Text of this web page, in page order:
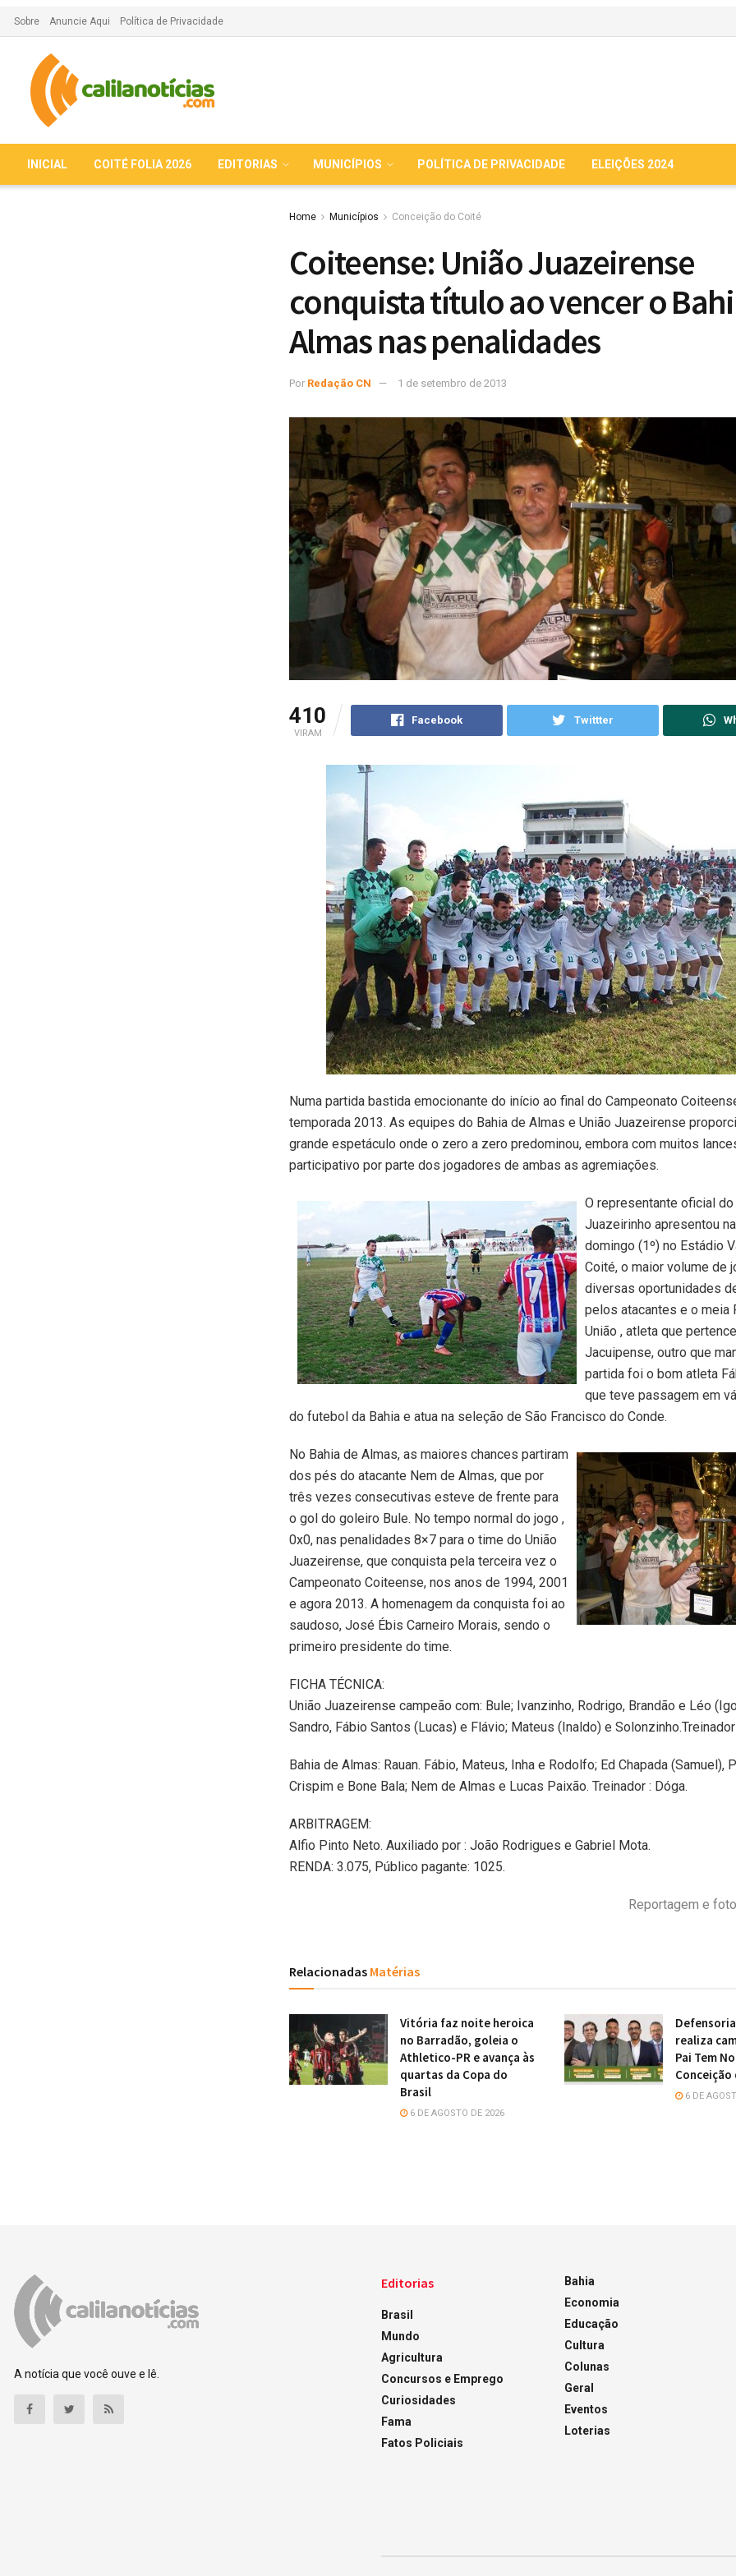
Sobre Anuncie Aqui Política de Privacidade
INICIAL COITÉ FOLIA 2026 EDITORIAS MUNICÍPIOS POLÍTICA DE PRIVACIDADE ELEIÇÕES 2024
Home Municípios Conceição do Coité
Coiteense: União Juazeirense
conquista título ao vencer o
Almas nas penalidades
Por Redação CN 1 de setembro de 2013
410
VIRAM
Facebook Twittter
Numa partida bastida emocionante do início ao final do Campeonato
temporada 2013. As equipes do Bahia de Almas e União Juazeirense
grande espetáculo onde o zero a zero predominou, embora com muitos
participativo por parte dos jogadores de ambas as agremiações.
O representante oficial
Juazeirinho apresentou
domingo (1º) no Estádio
Coité, o maior volume de
diversas oportunidades
pelos atacantes e o meia
União , atleta que
Jacuipense, outro que
partida foi o bom atleta
que teve passagem em
do futebol da Bahia e atua na seleção de São Francisco do Conde.
No Bahia de Almas, as maiores chances partiram
dos pés do atacante Nem de Almas, que por
três vezes consecutivas esteve de frente para
o gol do goleiro Bule. No tempo normal do jogo ,
0x0, nas penalidades 8×7 para o time do União
Juazeirense, que conquista pela terceira vez o
Campeonato Coiteense, nos anos de 1994, 2001
e agora 2013. A homenagem da conquista foi ao
saudoso, José Ébis Carneiro Morais, sendo o
primeiro presidente do time.
FICHA TÉCNICA:
União Juazeirense campeão com: Bule; Ivanzinho, Rodrigo, Brandão e Léo
Sandro, Fábio Santos (Lucas) e Flávio; Mateus (Inaldo) e
Bahia de Almas: Rauan. Fábio, Mateus, Inha e Rodolfo; Ed Chapada (Samuel),
Crispim e Bone Bala; Nem de Almas e Lucas Paixão. Treinador : Dóga.
ARBITRAGEM:
Alfio Pinto Neto. Auxiliado por : João Rodrigues e Gabriel Mota.
RENDA: 3.075, Público pagante: 1025.
Reportagem e
Relacionadas Matérias
Vitória faz noite heroica
no Barradão, goleia o
Athletico-PR e avança às
quartas da Copa do
Brasil
6 DE AGOSTO DE 2026
realiza
Pai Tem
6 DE
A notícia que você ouve e lê.
Editorias
Brasil
Mundo
Agricultura
Concursos e Emprego
Curiosidades
Fama
Fatos Policiais
Bahia
Economia
Educação
Cultura
Colunas
Geral
Eventos
Loterias